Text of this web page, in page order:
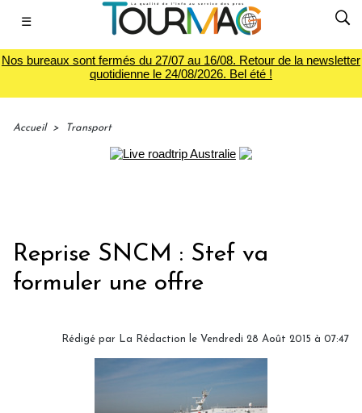
☰
Nos bureaux sont fermés du 27/07 au 16/08. Retour de la newsletter
quotidienne le 24/08/2026. Bel été !
Accueil > Transport
Reprise SNCM : Stef va
formuler une offre
Rédigé par La Rédaction le Vendredi 28 Août 2015 à 07:47